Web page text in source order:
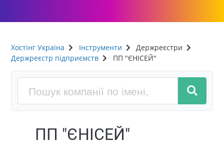
Хостінг Україна Інструменти
Держреєстри
Держреєстр підприємств
ПП "ЄНІСЕЙ"
ПП "ЄНІСЕЙ"